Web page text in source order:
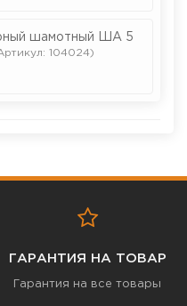
шамотный ША 5
104024)
ГАРАНТИЯ НА ТОВАР
Гарантия на все товары